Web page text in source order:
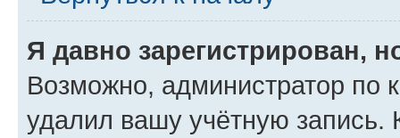
Я давно зарегистрирован,
Возможно, администратор по
удалил вашу учётную запись.